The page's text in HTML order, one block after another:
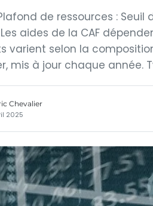
Plafond de ressources :
Les aides de la CAF
varient selon la
mis à jour chaque année.
Chevalier
2025